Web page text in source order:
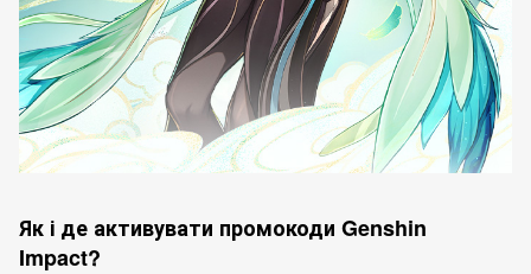
Як і де активувати промокоди Genshin
Impact?